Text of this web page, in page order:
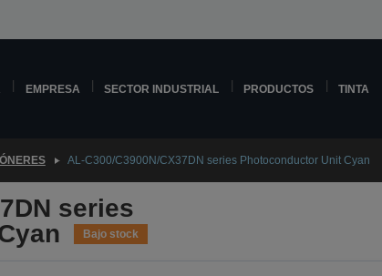
EMPRESA SECTOR INDUSTRIAL PRODUCTOS TINTA
AL-C300/C3900N/CX37DN series Photoconductor Unit Cyan
series
Bajo stock